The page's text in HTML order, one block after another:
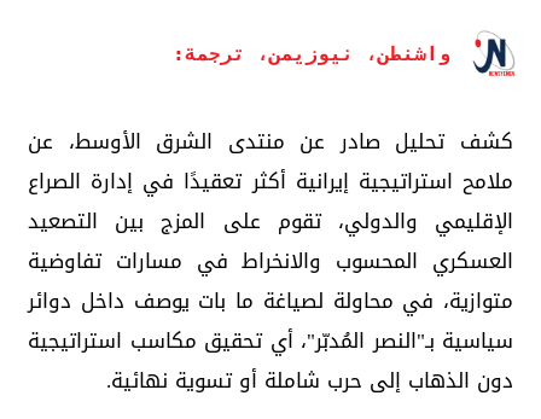
واشنطن، نيوزيمن، ترجمة:
كشف تحليل صادر عن منتدى الشرق الأوسط، عن
ملامح استراتيجية إيرانية أكثر تعقيدًا في إدارة الصراع
الإقليمي والدولي، تقوم على المزج بين التصعيد
العسكري المحسوب والانخراط في مسارات تفاوضية
متوازية، في محاولة لصياغة ما بات يوصف داخل دوائر
سياسية بـ"النصر المُدبّر"، أي تحقيق مكاسب استراتيجية
دون الذهاب إلى حرب شاملة أو تسوية نهائية.